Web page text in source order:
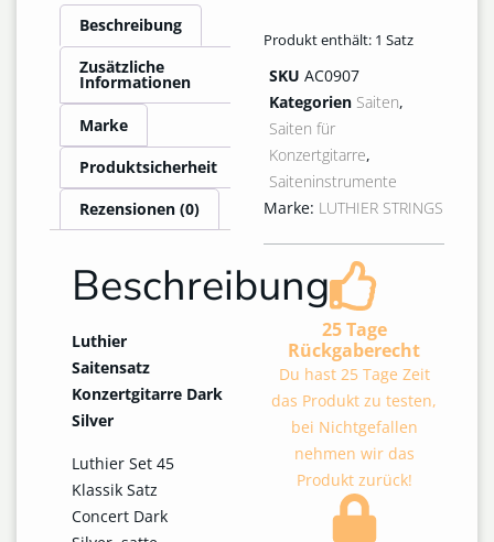
Beschreibung
Zusätzliche
Informationen
Marke
Produktsicherheit
Rezensionen (0)
Beschreibung
Luthier
Saitensatz
Konzertgitarre Dark
Silver
Luthier Set 45
Klassik Satz
Concert Dark
Produkt enthält: 1 Satz
SKU AC0907
Kategorien Saiten,
Saiten für
Konzertgitarre,
Saiteninstrumente
Marke: LUTHIER STRINGS
25 Tage
Rückgaberecht
Du hast 25 Tage Zeit
das Produkt zu testen,
bei Nichtgefallen
nehmen wir das
Produkt zurück!